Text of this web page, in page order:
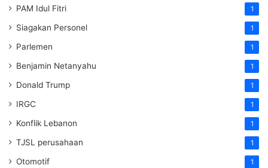
PAM Idul Fitri 1
Siagakan Personel 1
Parlemen 1
Benjamin Netanyahu 1
Donald Trump 1
IRGC 1
Konflik Lebanon 1
TJSL perusahaan 1
Otomotif 1